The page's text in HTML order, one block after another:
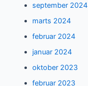
september 2024
marts 2024
februar 2024
januar 2024
oktober 2023
februar 2023